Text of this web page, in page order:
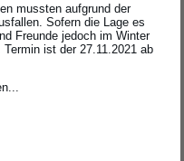
mussten aufgrund der
Sofern die Lage es
Freunde jedoch im Winter
ist der 27.11.2021 ab